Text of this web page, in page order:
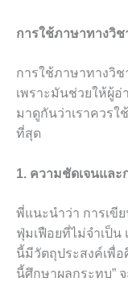
การใช้ภาษาทางวิช
การใช้ภาษาทางวิ
เพราะมันช่วยให้ผู้
มาดูกันว่าเราควรใ
ที่สุด
1. ความชัดเจนและ
พี่แนะนำว่า การเขี
ฟุ่มเฟือยที่ไม่จำเป็น
นี้มีวัตถุประสงค์เพื่อ
นี้ศึกษาผลกระทบ”